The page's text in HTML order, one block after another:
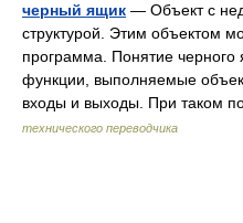
черный ящик — Объект с
структурой. Этим объектом
программа. Понятие черного
функции, выполняемые
входы и выходы. При таком
технического переводчика